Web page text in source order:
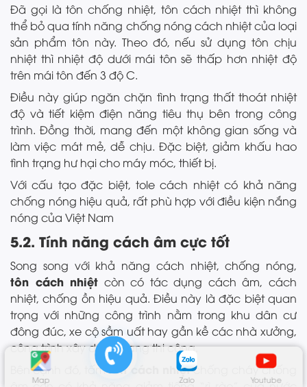
Map Zalo Youtube
Đã gọi là tôn chống nhiệt, tôn cách nhiệt thì không
thể bỏ qua tính năng chống nóng cách nhiệt của loại
sản phẩm tôn này. Theo đó, nếu sử dụng tôn chịu
nhiệt thì nhiệt độ dưới mái tôn sẽ thấp hơn nhiệt độ
trên mái tôn đến 3 độ C.
Điều này giúp ngăn chặn tình trạng thất thoát nhiệt
độ và tiết kiệm điện năng tiêu thụ bên trong công
trình. Đồng thời, mang đến một không gian sống và
làm việc mát mẻ, dễ chịu. Đặc biệt, giảm khấu hao
tình trạng hư hại cho máy móc, thiết bị.
Với cấu tạo đặc biệt, tole cách nhiệt có khả năng
chống nóng hiệu quả, rất phù hợp với điều kiện nắng
nóng của Việt Nam
5.2. Tính năng cách âm cực tốt
Song song với khả năng cách nhiệt, chống nóng,
tôn cách nhiệt còn có tác dụng cách âm, cách
nhiệt, chống ồn hiệu quả. Điều này là đặc biệt quan
trọng với những công trình nằm trong khu dân cư
đông đúc, xe cộ sầm uất hay gần kề các nhà xưởng,
công trình xây dựng đang thi công.
Bên cạnh đó, tấmtôn cách nhiệtchống cháy chống